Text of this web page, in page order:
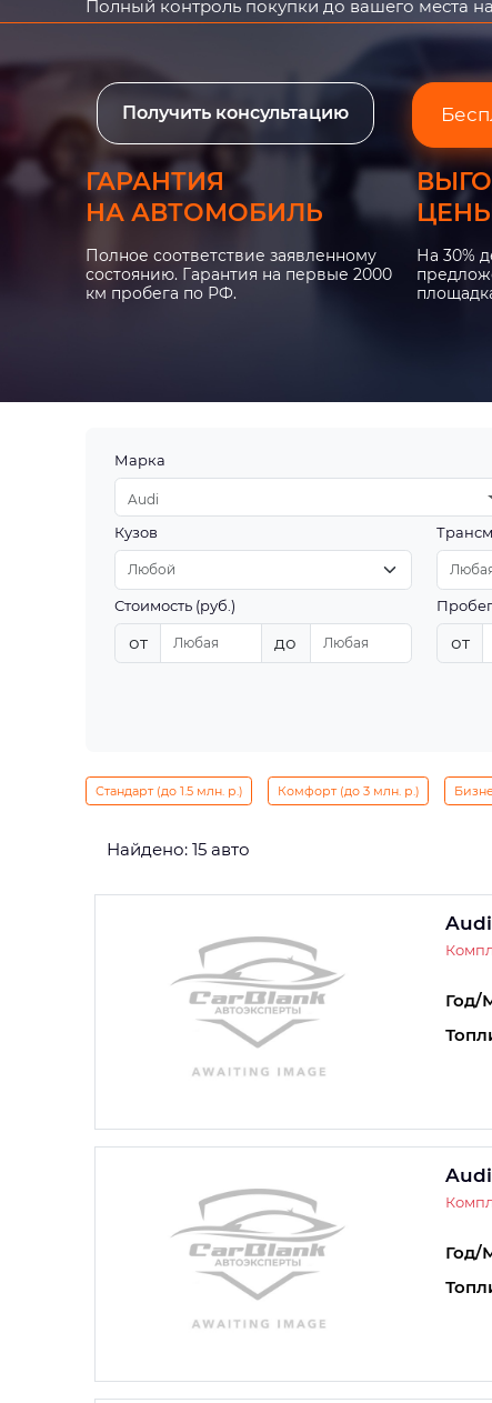
Полный контроль покупки до вашего места
Получить консультацию
ГАРАНТИЯ
НА АВТОМОБИЛЬ
Полное соответствие заявленному
состоянию. Гарантия на первые 2000
км пробега по РФ.
На 30%
Марка
Audi
Кузов
Стоимость (руб.)
от до от
Стандарт (до 1.5 млн. р.) Комфорт (до 3 млн. р.)
Найдено: 15 авто
Год/
Год/